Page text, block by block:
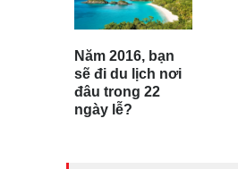
Năm 2016, bạn
sẽ đi du lịch nơi
đâu trong 22
ngày lễ?